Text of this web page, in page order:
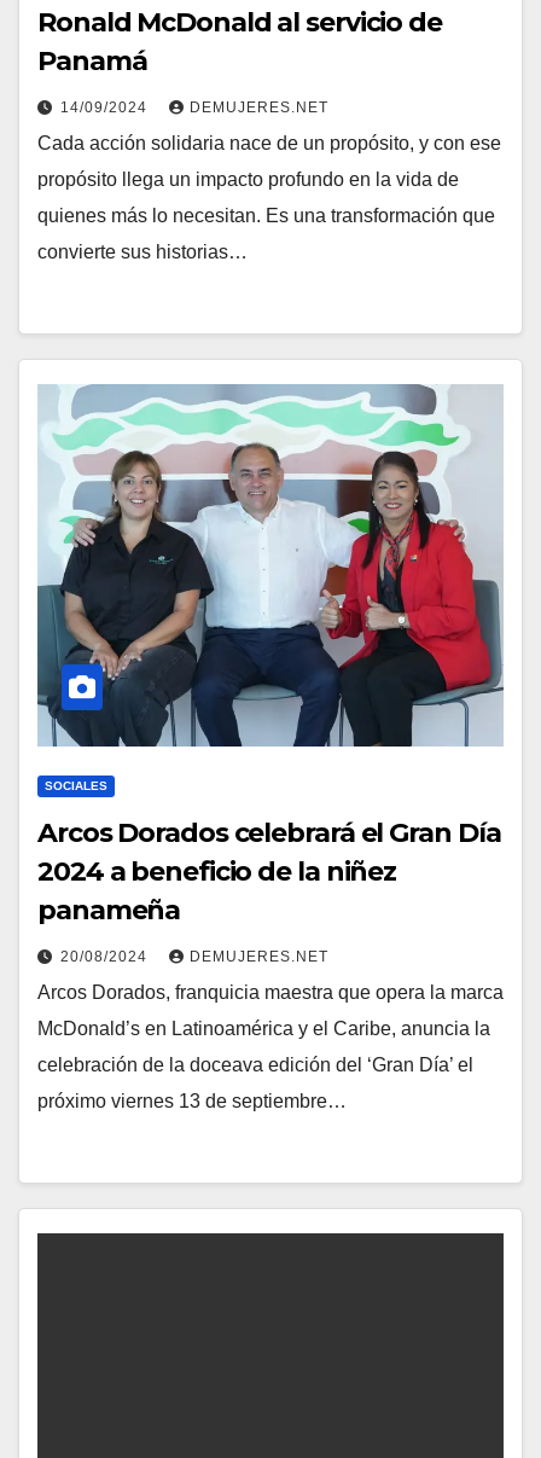
Ronald McDonald al servicio de
Panamá
14/09/2024 DEMUJERES.NET
Cada acción solidaria nace de un propósito, y con ese
propósito llega un impacto profundo en la vida de
quienes más lo necesitan. Es una transformación que
convierte sus historias…
SOCIALES
Arcos Dorados celebrará el Gran Día
2024 a beneficio de la niñez
panameña
20/08/2024 DEMUJERES.NET
Arcos Dorados, franquicia maestra que opera la marca
McDonald’s en Latinoamérica y el Caribe, anuncia la
celebración de la doceava edición del ‘Gran Día’ el
próximo viernes 13 de septiembre…